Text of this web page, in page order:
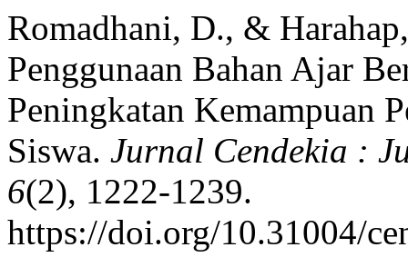
Romadhani, D., &
Penggunaan Bahan Ajar
Peningkatan Kemampuan
Siswa. Jurnal Cendekia :
6(2), 1222-1239.
https://doi.org/10.31004/